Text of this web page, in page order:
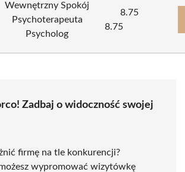
Wewnętrzny Spokój
Psychoterapeuta
Psycholog
8.75
8.75
Zadbaj o widoczność swojej
firmę na tle konkurencji?
wypromować wizytówkę